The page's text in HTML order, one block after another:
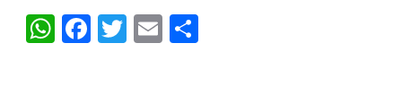
WhatsApp
Facebook
Twitter
EmailShare